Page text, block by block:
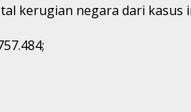
kerugian negara dari kasus